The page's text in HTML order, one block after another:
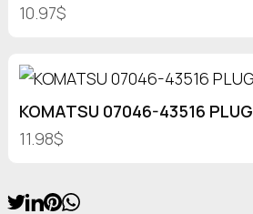
10.97$
KOMATSU 07046-43516 PLUG
11.98$